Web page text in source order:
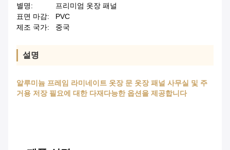
별명:
프리미엄 옷장 패널
표면 마감:
PVC
제조 국가:
중국
설명
알루미늄 프레임 라미네이트 옷장 문 옷장 패널 사무실 및 주
거용 저장 필요에 대한 다재다능한 옵션을 제공합니다